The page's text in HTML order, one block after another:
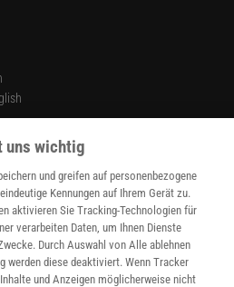
uns wichtig
und greifen auf personenbezogene
Kennungen auf Ihrem Gerät zu.
aktivieren Sie Tracking-Technologien für
verarbeiten Daten, um Ihnen Dienste
Durch Auswahl von Alle ablehnen
werden diese deaktiviert. Wenn Tracker
und Anzeigen möglicherweise nicht